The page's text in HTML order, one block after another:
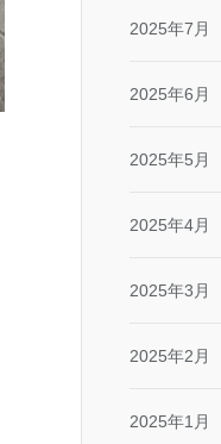
2025年7月
2025年6月
2025年5月
2025年4月
2025年3月
2025年2月
2025年1月